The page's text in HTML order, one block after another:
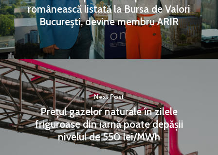
românească listată la Bursa de Valori
Bucureşti, devine membru ARIR
Next Post
Prețul gazelor naturale în zilele
friguroase din iarnă poate depășii
nivelul de 550 lei/MWh